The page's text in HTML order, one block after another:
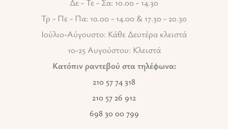
Τρ - Πε - Πα: 10.00 - 14.00 & 17.30 - 20.30
Ιούλιο-Αύγουστο: Κάθε Δευτέρα κλειστά
10-25 Αυγούστου: Κλειστά
Κατόπιν ραντεβού στα τηλέφωνα:
210 57 74 318
210 57 26 912
698 30 00 799